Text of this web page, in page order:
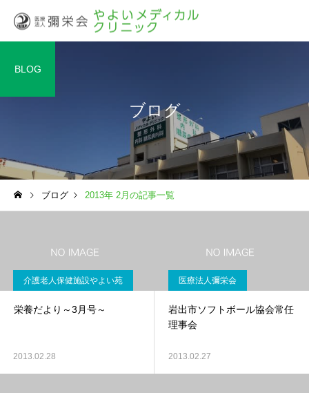
ブログ
BLOG
ブログ 2013年 2月の記事一覧
介護老人保健施設やよい苑
栄養だより～3月号～
2013.02.28
医療法人彌栄会
岩出市ソフトボール協会常任
理事会
2013.02.27